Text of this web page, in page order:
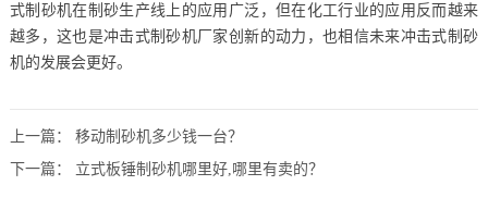
式制砂机在制砂生产线上的应用广泛，但在化工行业的应用反而越来
越多，这也是冲击式制砂机厂家创新的动力，也相信未来冲击式制砂
机的发展会更好。
上一篇： 移动制砂机多少钱一台？
下一篇： 立式板锤制砂机哪里好,哪里有卖的？